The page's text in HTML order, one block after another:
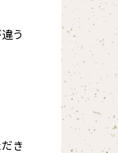
う
き